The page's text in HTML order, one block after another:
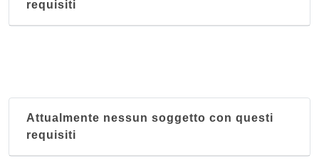
requisiti
Attualmente nessun soggetto con questi
requisiti